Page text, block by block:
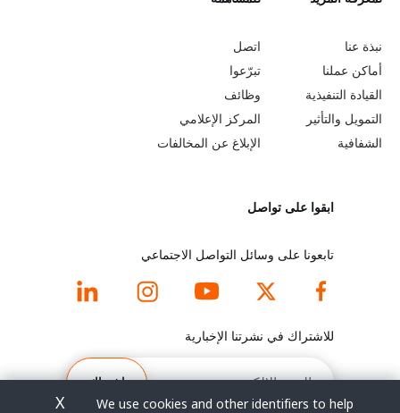
L
e
a
r
n
o
نبذة عنا
أماكن عملنا
القيادة التنفيذية
التمويل والتأثير
الشفافية
G
o
b
e
y
n
d
f
o
o
t
اتصل
تبرّعوا
وظائف
المركز الإعلامي
الإبلاغ عن المخالفات
ابقوا على تواصل
تابعونا على وسائل التواصل الاجتماعي
للاشتراك في نشرتنا الإخبارية
البريد
الإلكتروني
اشتراك
We use cookies and other identifiers to help
X